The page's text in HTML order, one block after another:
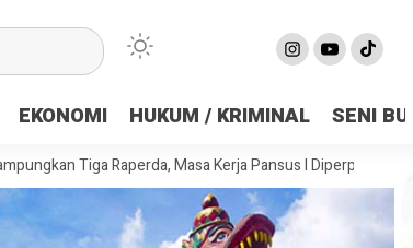
EKONOMI HUKUM / KRIMINAL SENI
Tiga Raperda, Masa Kerja Pansus I Diperpanjang Demi